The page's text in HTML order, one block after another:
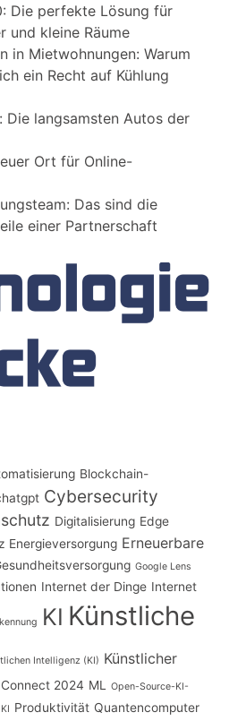
Die perfekte Lösung für
und kleine Räume
in Mietwohnungen: Warum
ein Recht auf Kühlung
Die langsamsten Autos der
Ort für Online-
Das sind die
einer Partnerschaft
Blockchain-
Cybersecurity
Digitalisierung Edge
Energieversorgung Erneuerbare
Google Lens
Internet der Dinge Internet
KI Künstliche
Intelligenz (KI) Künstlicher
2024 ML
Open-Source-KI-
Produktivität Quantencomputer